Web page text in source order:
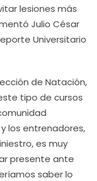
lesiones más
Julio César
Universitario
de Natación,
tipo de cursos
los entrenadores,
es muy
presente ante
saber lo